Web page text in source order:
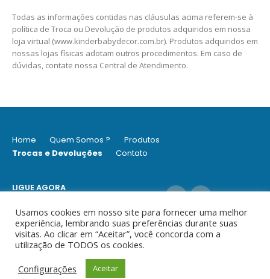
Todas as informações contidas nas cláusulas acima referem-se à
política de Troca ou Devolução de produtos adquiridos em nossa
loja virtual (www.kinderbabydecor.com.br). Produtos adquiridos em
nossas lojas físicas adotam outros procedimentos. Em caso de
dúvidas, contate nossa Central de Atendimento.
Home Quem Somos ?
Produtos
Trocas e Devoluções
Contato
LIGUE AGORA
© Ideia - Todos os direitos reservados
Usamos cookies em nosso site para fornecer uma melhor
experiência, lembrando suas preferências durante suas
visitas. Ao clicar em “Aceitar”, você concorda com a
utilização de TODOS os cookies.
Configurações
Aceitar